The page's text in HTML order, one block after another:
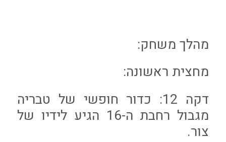
מהלך משחק:
מחצית ראשונה:
דקה 12: כדור חופשי של טבריה
מגבול רחבת ה-16 הגיע לידיו של
צור.